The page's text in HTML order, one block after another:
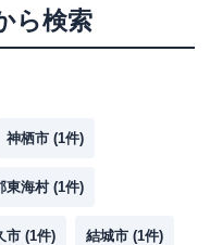
ら検索
神栖市 (1件)
東海村(1件)
市 (1件) 結城市 (1件)